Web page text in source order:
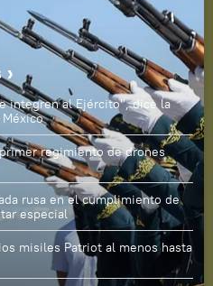
integren al Ejército", dice la
regimiento de drones
rusa en el cumplimiento de
especial
misiles Patriot al menos hasta